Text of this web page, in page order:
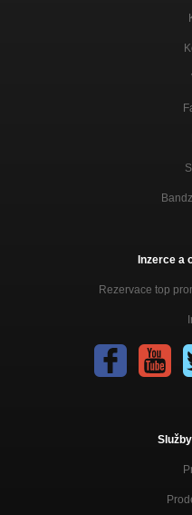
Inzerce a
Rezervace top